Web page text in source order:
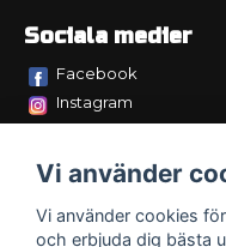
Sociala medier
Facebook
Instagram
Vi använder
Vi använder cookies
och erbjuda dig bästa